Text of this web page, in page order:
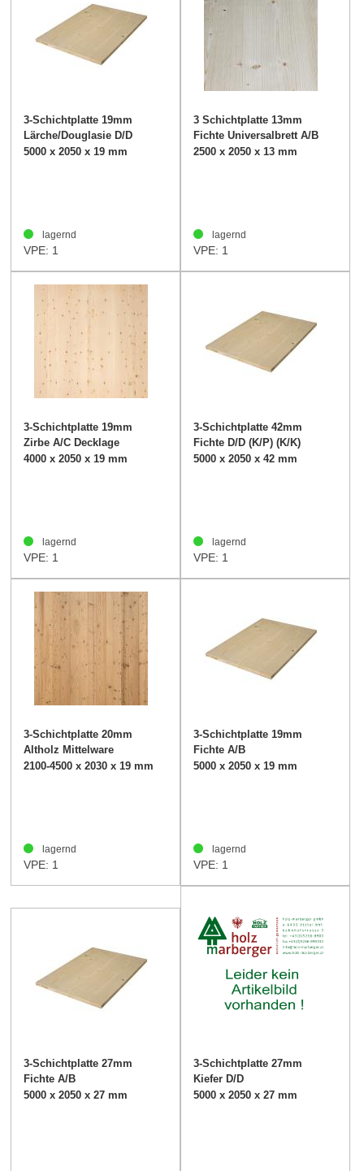
3-Schichtplatte 19mm
Lärche/Douglasie D/D
5000 x 2050 x 19 mm
lagernd
VPE: 1
3 Schichtplatte 13mm
Fichte Universalbrett A/B
BL
2500 x 2050 x 13 mm
lagernd
VPE: 1
3-Schichtplatte 19mm
Zirbe A/C Decklage
4000 x 2050 x 19 mm
lagernd
VPE: 1
3-Schichtplatte 42mm
Fichte D/D (K/P) (K/K)
5000 x 2050 x 42 mm
lagernd
VPE: 1
3-Schichtplatte 20mm
Altholz Mittelware
gedämpft
2100-4500 x 2030 x 19 mm
lagernd
VPE: 1
3-Schichtplatte 19mm
Fichte A/B
5000 x 2050 x 19 mm
lagernd
VPE: 1
3-Schichtplatte 27mm
Fichte A/B
5000 x 2050 x 27 mm
3-Schichtplatte 27mm
Kiefer D/D
5000 x 2050 x 27 mm